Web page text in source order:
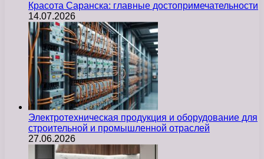
Красота Саранска: главные достопримечательности
14.07.2026
Электротехническая продукция и оборудование для
строительной и промышленной отраслей
27.06.2026